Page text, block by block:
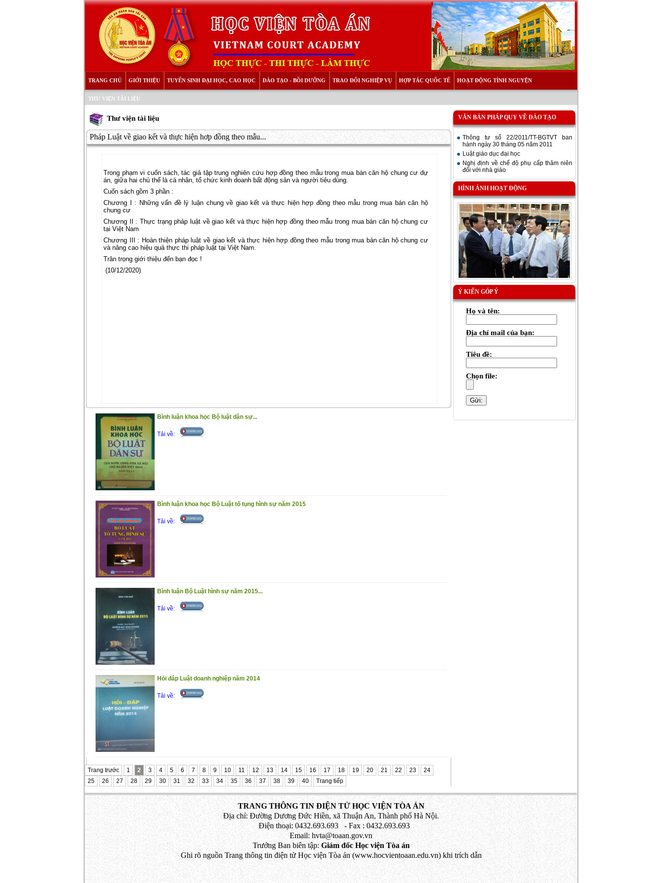
TRANG CHỦ GIỚI THIỆU TUYỂN SINH ĐẠI HỌC, CAO HỌC ĐÀO TẠO - BỒI DƯỠNG TRAO ĐỔI NGHIỆP VỤ HỢP TÁC QUỐC TẾ HOẠT ĐỘNG TÌNH NGUYỆN
THƯ VIỆN TÀI LIỆU
Thư viện tài liệu
Pháp Luật về giao kết và thực hiện hơp đồng theo mẫu...
Trong phạm vi cuốn sách, tác giả tập trung nghiên cứu hợp đồng theo mẫu trong mua bán căn hộ chung cư dự
án, giữa hai chủ thể là cá nhân, tổ chức kinh doanh bất động sản và người tiêu dùng.
Cuốn sách gồm 3 phần :
Chương I : Những vấn đề lý luận chung về giao kết và thực hiện hợp đồng theo mẫu trong mua bán căn hộ
chung cư
Chương II : Thực trạng pháp luật về giao kết và thực hiện hợp đồng theo mẫu trong mua bán căn hộ chung cư
tại Việt Nam
Chương III : Hoàn thiện pháp luật về giao kết và thực hiện hợp đồng theo mẫu trong mua bán căn hộ chung cư
và nâng cao hiệu quả thực thi pháp luật tại Việt Nam.
Trân trọng giới thiệu đến bạn đọc !
(10/12/2020)
Bình luận khoa học Bộ luật dân sự...
Tải về:
Bình luận khoa học Bộ Luật tố tụng hình sự năm 2015
Tải về:
Bình luận Bộ Luật hình sự năm 2015...
Tải về:
Hỏi đáp Luật doanh nghiệp năm 2014
Tải về:
Trang trước 1 2 3 4 5 6 7 8 9 10 11 12 13 14 15 16 17 18 19 20 21 22 23
24
25
26 27 28 29 30 31 32 33 34 35 36 37 38 39 40 Trang tiếp
VĂN BẢN PHÁP QUY VỀ ĐÀO TẠO
Thông tư số 22/2011/TT-BGTVT ban
hành ngày 30 tháng 05 năm 2011
Luật giáo dục đại học
Nghị định về chế độ phụ cấp thâm niên
đối với nhà giáo
HÌNH ẢNH HOẠT ĐỘNG
Ý KIẾN GÓP Ý
Họ và tên:
Địa chỉ mail của bạn:
Tiêu đề:
Chọn file:
TRANG THÔNG TIN ĐIỆN TỬ HỌC VIỆN TÒA ÁN
Địa chỉ: Đường Dương Đức Hiền, xã Thuận An, Thành phố Hà Nội.
Điện thoại: 0432.693.693 - Fax : 0432.693.693
Email: hvta@toaan.gov.vn
Trưởng Ban biên tập:Giám đốc Học viện Tòa án
Ghi rõ nguồn Trang thông tin điện tử Học viện Tòa án (www.hocvientoaan.edu.vn) khi trích dẫn